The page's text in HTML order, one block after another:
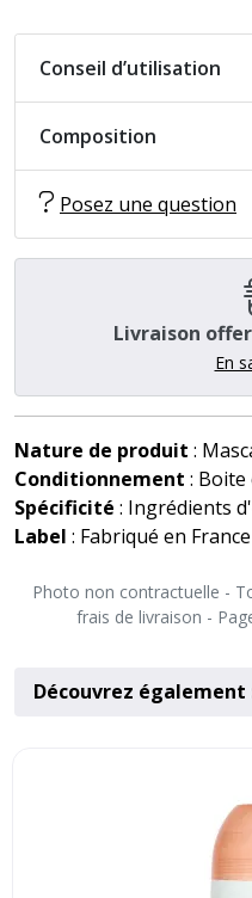
Conseil d’utilisation
Composition
Posez une question
Livraison
En
Nature de produit :
Conditionnement :
Spécificité : Ingrédients
Label : Fabriqué en France
Photo non contractuelle -
frais de livraison -
Découvrez également